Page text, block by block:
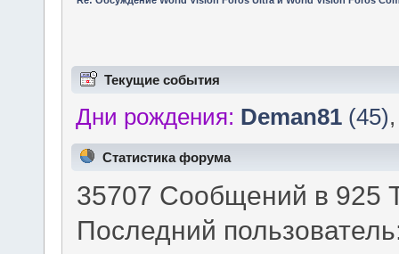
Текущие события
Дни рождения: Deman81(45)
Статистика форума
35707 Сообщений в 925